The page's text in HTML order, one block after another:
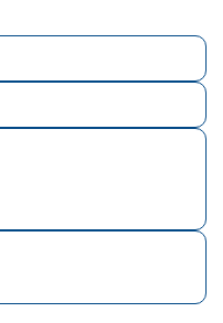
3033 HJ Rotterdam